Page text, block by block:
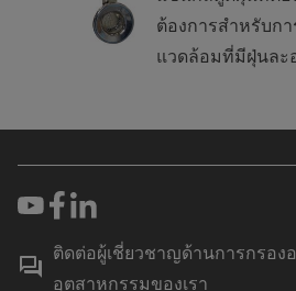
ต้องการสำหรับก
แวดล้อมที่มีฝุ่นละ
ติดต่อผู้เชี่ยวชาญด้านการกรอง
อุตสาหกรรมของเรา